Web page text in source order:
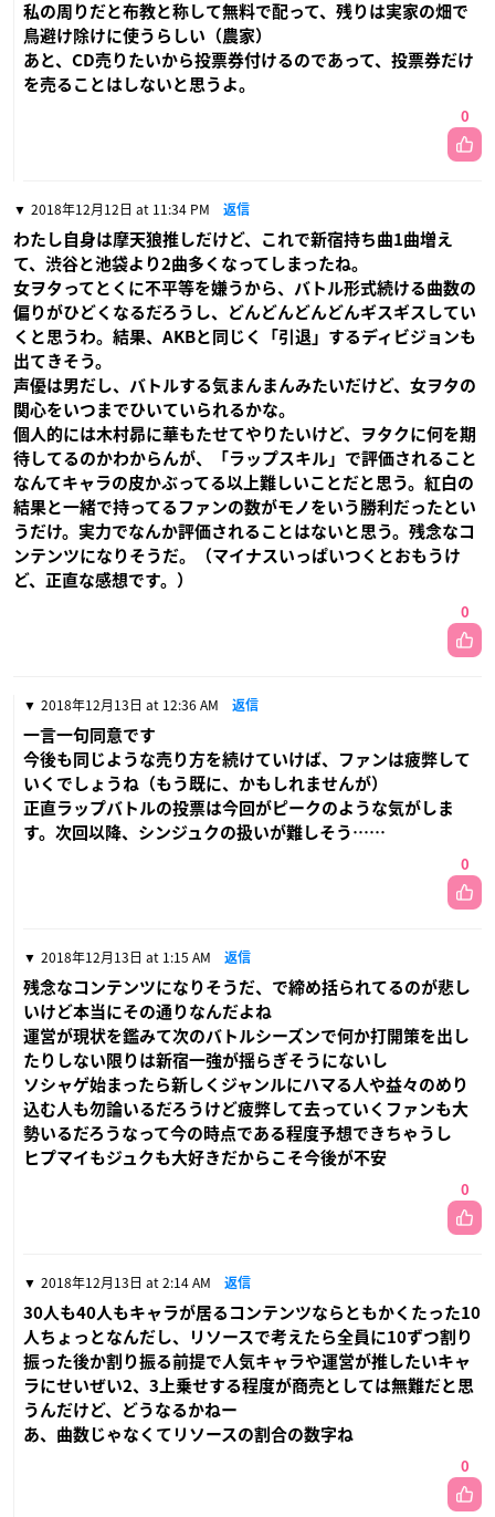
私の周りだと布教と称して無料で配って、残りは実家の畑で
鳥避け除けに使うらしい（農家）
あと、CD売りたいから投票券付けるのであって、投票券だけ
を売ることはしないと思うよ。
0
2018年12月12日 at 11:34 PM 返信
わたし自身は摩天狼推しだけど、これで新宿持ち曲1曲増え
て、渋谷と池袋より2曲多くなってしまったね。
女ヲタってとくに不平等を嫌うから、バトル形式続ける曲数の
偏りがひどくなるだろうし、どんどんどんどんギスギスしてい
くと思うわ。結果、AKBと同じく「引退」するディビジョンも
出てきそう。
声優は男だし、バトルする気まんまんみたいだけど、女ヲタの
関心をいつまでひいていられるかな。
個人的には木村昴に華もたせてやりたいけど、ヲタクに何を期
待してるのかわからんが、「ラップスキル」で評価されること
なんてキャラの皮かぶってる以上難しいことだと思う。紅白の
結果と一緒で持ってるファンの数がモノをいう勝利だったとい
うだけ。実力でなんか評価されることはないと思う。残念なコ
ンテンツになりそうだ。（マイナスいっぱいつくとおもうけ
ど、正直な感想です。）
0
2018年12月13日 at 12:36 AM 返信
一言一句同意です
今後も同じような売り方を続けていけば、ファンは疲弊して
いくでしょうね（もう既に、かもしれませんが）
正直ラップバトルの投票は今回がピークのような気がしま
す。次回以降、シンジュクの扱いが難しそう……
0
2018年12月13日 at 1:15 AM 返信
残念なコンテンツになりそうだ、で締め括られてるのが悲し
いけど本当にその通りなんだよね
運営が現状を鑑みて次のバトルシーズンで何か打開策を出し
たりしない限りは新宿一強が揺らぎそうにないし
ソシャゲ始まったら新しくジャンルにハマる人や益々のめり
込む人も勿論いるだろうけど疲弊して去っていくファンも大
勢いるだろうなって今の時点である程度予想できちゃうし
ヒプマイもジュクも大好きだからこそ今後が不安
0
2018年12月13日 at 2:14 AM 返信
30人も40人もキャラが居るコンテンツならともかくたった10
人ちょっとなんだし、リソースで考えたら全員に10ずつ割り
振った後か割り振る前提で人気キャラや運営が推したいキャ
ラにせいぜい2、3上乗せする程度が商売としては無難だと思
うんだけど、どうなるかねー
あ、曲数じゃなくてリソースの割合の数字ね
0